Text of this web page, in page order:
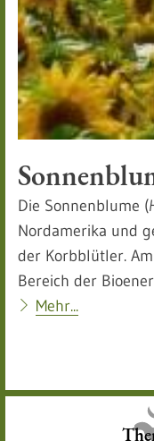
Die Sonnenblume (
Nordamerika und
der Korbblütler.
Bereich der
Mehr...